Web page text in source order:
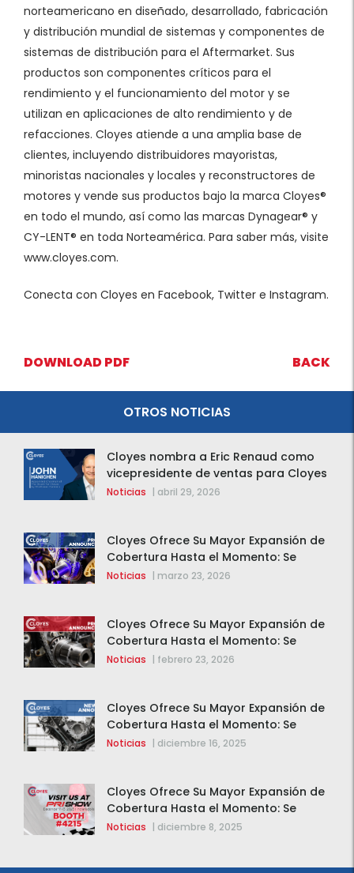
norteamericano en diseñado, desarrollado, fabricación
y distribución mundial de sistemas y componentes de
sistemas de distribución para el Aftermarket. Sus
productos son componentes críticos para el
rendimiento y el funcionamiento del motor y se
utilizan en aplicaciones de alto rendimiento y de
refacciones. Cloyes atiende a una amplia base de
clientes, incluyendo distribuidores mayoristas,
minoristas nacionales y locales y reconstructores de
motores y vende sus productos bajo la marca Cloyes®
en todo el mundo, así como las marcas Dynagear® y
CY-LENT® en toda Norteamérica. Para saber más, visite
www.cloyes.com.
Conecta con Cloyes en Facebook, Twitter e Instagram.
DOWNLOAD PDF BACK
OTROS NOTICIAS
Cloyes nombra a Eric Renaud como
vicepresidente de ventas para Cloyes
y Rotomaster
Noticias | abril 29, 2026
Cloyes Ofrece Su Mayor Expansión de
Cobertura Hasta el Momento: Se
Agregan 123 Nuevos Componentes de
Noticias | marzo 23, 2026
Cloyes Ofrece Su Mayor Expansión de
Cobertura Hasta el Momento: Se
Agregan 123 Nuevos Componentes de
Noticias | febrero 23, 2026
Cloyes Ofrece Su Mayor Expansión de
Cobertura Hasta el Momento: Se
Agregan 123 Nuevos Componentes de
Noticias | diciembre 16, 2025
Cloyes Ofrece Su Mayor Expansión de
Cobertura Hasta el Momento: Se
Agregan 123 Nuevos Componentes de
Noticias | diciembre 8, 2025